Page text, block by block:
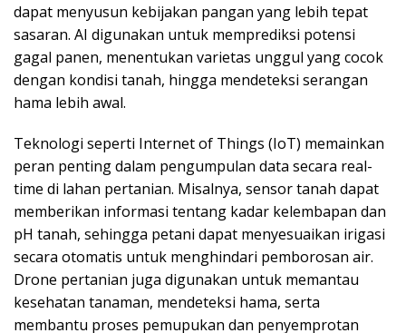
dapat menyusun kebijakan pangan yang lebih tepat
sasaran. AI digunakan untuk memprediksi potensi
gagal panen, menentukan varietas unggul yang cocok
dengan kondisi tanah, hingga mendeteksi serangan
hama lebih awal.
Teknologi seperti Internet of Things (IoT) memainkan
peran penting dalam pengumpulan data secara real-
time di lahan pertanian. Misalnya, sensor tanah dapat
memberikan informasi tentang kadar kelembapan dan
pH tanah, sehingga petani dapat menyesuaikan irigasi
secara otomatis untuk menghindari pemborosan air.
Drone pertanian juga digunakan untuk memantau
kesehatan tanaman, mendeteksi hama, serta
membantu proses pemupukan dan penyemprotan